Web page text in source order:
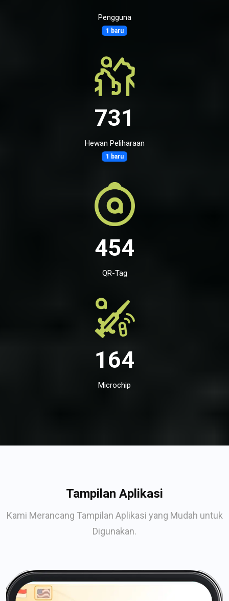
Pengguna
1 baru
731
Hewan Peliharaan
1 baru
454
QR-Tag
164
Microchip
Tampilan Aplikasi
Kami Merancang Tampilan Aplikasi yang Mudah untuk
Digunakan.